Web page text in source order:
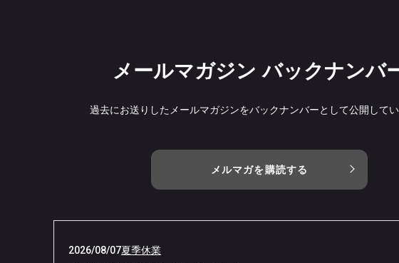
メールマガジン バックナンバ
過去にお送りしたメールマガジンをバックナンバーとして公開してい
メルマガを購読する
2026/08/07夏季休業